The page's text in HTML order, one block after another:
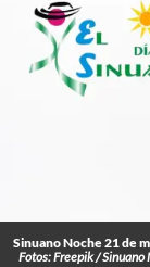
Sinuano Noche 21 de
Fotos: Freepik / Sinuano